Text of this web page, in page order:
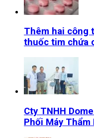
Thêm hai công
thuốc tim chứa
Cty TNHH
Phối Máy Thẩm